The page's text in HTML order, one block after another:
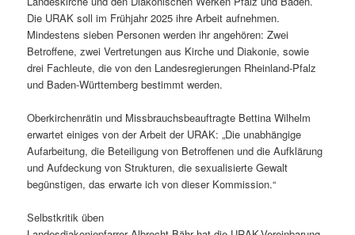
Die URAK soll im Frühjahr 2025 ihre Arbeit aufnehmen.
Mindestens sieben Personen werden ihr angehören: Zwei
Betroffene, zwei Vertretungen aus Kirche und Diakonie, sowie
drei Fachleute, die von den Landesregierungen Rheinland-Pfalz
und Baden-Württemberg bestimmt werden.
Oberkirchenrätin und Missbrauchsbeauftragte Bettina Wilhelm
erwartet einiges von der Arbeit der URAK: „Die unabhängige
Aufarbeitung, die Beteiligung von Betroffenen und die Aufklärung
und Aufdeckung von Strukturen, die sexualisierte Gewalt
begünstigen, das erwarte ich von dieser Kommission.“
Selbstkritik üben